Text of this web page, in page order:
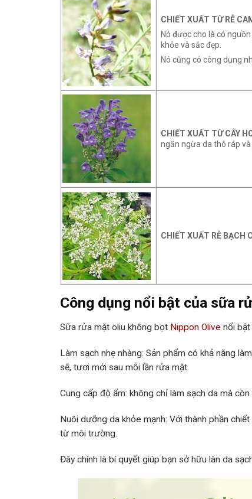
CHIẾT XUẤT TỪ RỄ
Nó được cho là có
khỏe và sắc đẹp.
Nó cũng có công dụng
CHIẾT XUẤT TỪ CÂY
ngăn ngừa da thô ráp và
CHIẾT XUẤT RỄ BẠCH
Công dụng nổi bật của sữa
Sữa rửa mặt oliu không bọt Nippon Olive nổi
Làm sạch nhẹ nhàng: Sản phẩm có khả năng
sẽ, tươi mới sau mỗi lần rửa mặt.
Cung cấp độ ẩm: không chỉ làm sạch da mà
Nuôi dưỡng da khỏe mạnh: Với thành phần
từ môi trường.
Đây chính là bí quyết giúp bạn sở hữu làn da